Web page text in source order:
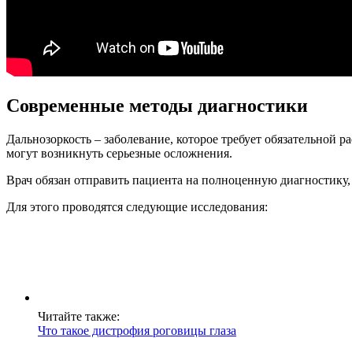
Современные методы диагностики
Дальнозоркость – заболевание, которое требует
могут возникнуть серьезные осложнения.
Врач обязан отправить пациента на полноценную
Для этого проводятся следующие исследования:
Читайте также:
Что такое дистрофия роговицы глаза